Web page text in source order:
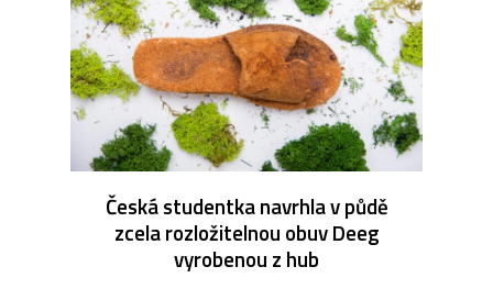
Česká studentka navrhla v půdě
zcela rozložitelnou obuv Deeg
vyrobenou z hub